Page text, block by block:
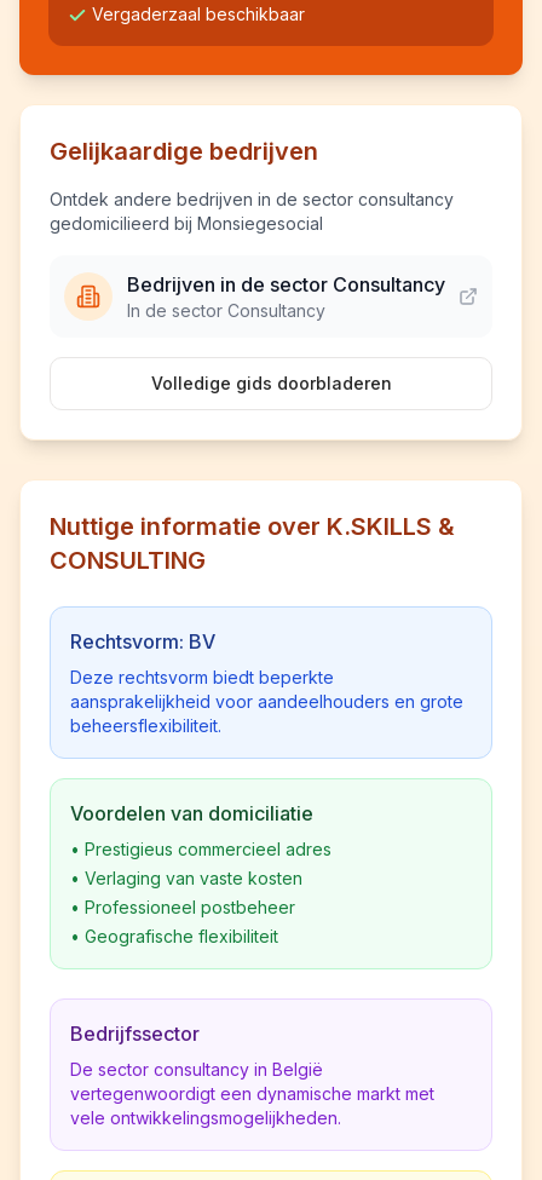
Vergaderzaal beschikbaar
Gelijkaardige bedrijven
Ontdek andere bedrijven in de sector consultancy
gedomicilieerd bij Monsiegesocial
Bedrijven in de sector Consultancy
In de sector Consultancy
Volledige gids doorbladeren
Nuttige informatie over K.SKILLS &
CONSULTING
Rechtsvorm: BV
Deze rechtsvorm biedt beperkte
aansprakelijkheid voor aandeelhouders en grote
beheersflexibiliteit.
Voordelen van domiciliatie
• Prestigieus commercieel adres
• Verlaging van vaste kosten
• Professioneel postbeheer
• Geografische flexibiliteit
Bedrijfssector
De sector consultancy in België
vertegenwoordigt een dynamische markt met
vele ontwikkelingsmogelijkheden.